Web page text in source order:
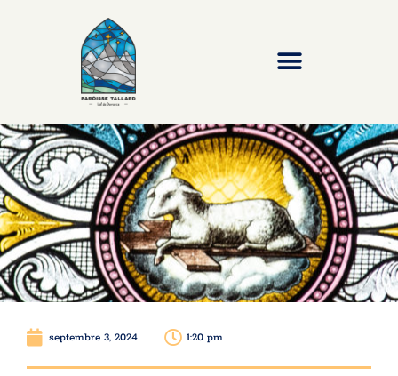
septembre 3, 2024 1:20 pm